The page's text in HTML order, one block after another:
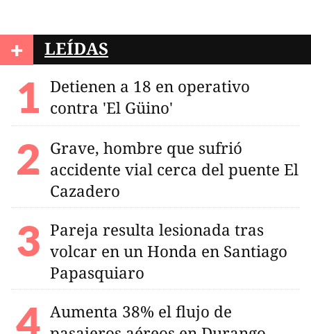
+ LEÍDAS
Detienen a 18 en operativo
contra 'El Güino'
Grave, hombre que sufrió
accidente vial cerca del puente El
Cazadero
Pareja resulta lesionada tras
volcar en un Honda en Santiago
Papasquiaro
Aumenta 38% el flujo de